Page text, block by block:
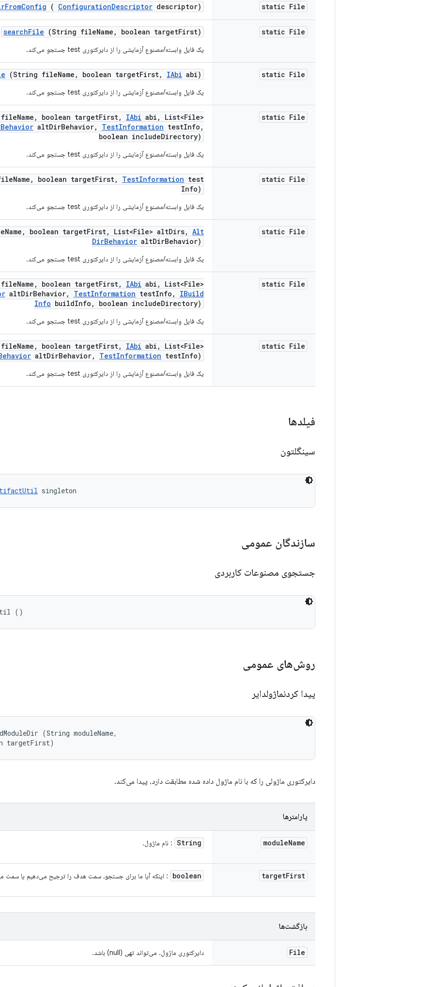
static File
FromConfig ( ConfigurationDescriptor descriptor)
static File
searchFile (String fileName , boolean targetFirst)
یک فایل وابسته/مصنوع آزمایشی را از دایرکتوری test جستجو می‌کند.
static File
(String fileName , boolean targetFirst, IAbi abi)
یک فایل وابسته/مصنوع آزمایشی را از دایرکتوری test جستجو می‌کند.
static File
fileName , boolean targetFirst, IAbi abi ,
List<File>
Behavior altDirBehavior, TestInformation testInfo ,
boolean includeDirectory)
یک فایل وابسته/مصنوع آزمایشی را از دایرکتوری test جستجو می‌کند.
static File
Name , boolean targetFirst, TestInformation test
Info)
یک فایل وابسته/مصنوع آزمایشی را از دایرکتوری test جستجو می‌کند.
static File
Name , boolean targetFirst, List<File> altDirs, Alt
DirBehavior altDirBehavior)
یک فایل وابسته/مصنوع آزمایشی را از دایرکتوری test جستجو می‌کند.
static File
fileName , boolean targetFirst, IAbi abi ,
List<File>
altDirBehavior, TestInformation testInfo ,
IBuild
Info buildInfo , boolean includeDirectory)
یک فایل وابسته/مصنوع آزمایشی را از دایرکتوری test جستجو می‌کند.
static File
fileName , boolean targetFirst, IAbi abi ,
List<File>
altDirBehavior, TestInformation testInfo)
یک فایل وابسته/مصنوع آزمایشی را از دایرکتوری test جستجو می‌کند.
فیلدها
سینگلتون
singleton
سازندگان عمومی
جستجوی مصنوعات کاربردی
()
روش‌های عمومی
پیدا کردنماژولدایر
(String moduleName,
targetFirst)
دایرکتوری ماژولی را که با نام ماژول داده شده مطابقت دارد، پیدا می‌کند.
پارامترها
moduleName
String : نام ماژول.
targetFirst
boolean : اینکه آیا ما برای جستجو، سمت هدف را ترجیح می‌دهیم یا سمت
بازگشت‌ها
File دایرکتوری ماژول. می‌تواند تهی (null) باشد.